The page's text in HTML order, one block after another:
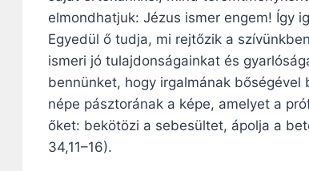
elmondhatjuk: Jézus ismer engem! Így
Egyedül ő tudja, mi rejtőzik a
ismeri jó tulajdonságainkat és
bennünket, hogy irgalmának
népe pásztorának a képe, amelyet a
őket: bekötözi a sebesültet, ápolja a
34,11–16).